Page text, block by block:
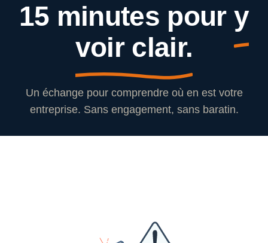
15 minutes pour y
voir clair.
Un échange pour comprendre où en est votre
entreprise. Sans engagement, sans baratin.